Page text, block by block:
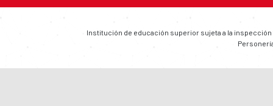
Institución de educación superior sujeta a la inspección